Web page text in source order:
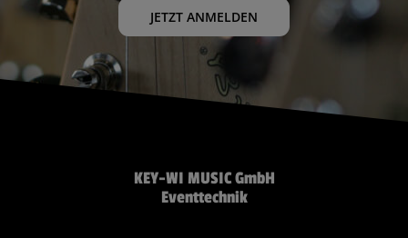
JETZT ANMELDEN
KEY-WI MUSIC GmbH
Eventtechnik